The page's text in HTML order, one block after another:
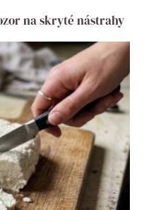
na skryté nástrahy